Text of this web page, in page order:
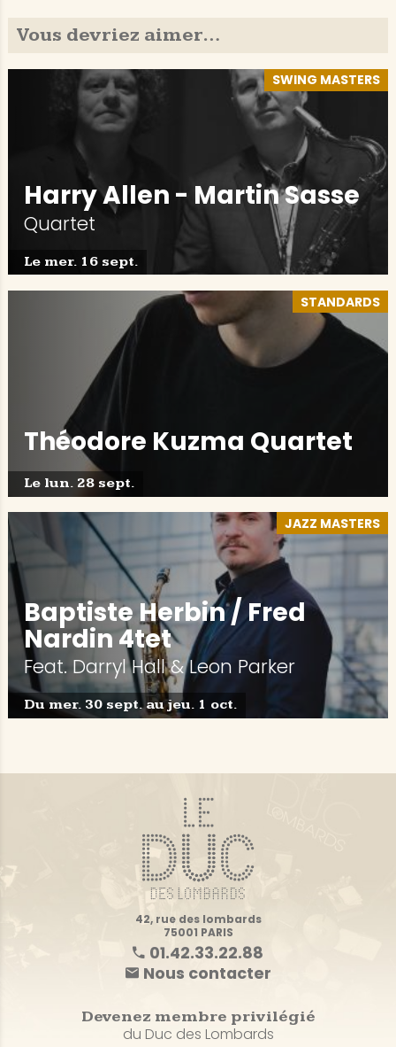
Vous devriez aimer…
SWING MASTERS
Harry Allen - Martin Sasse
Quartet
Le mer. 16 sept.
STANDARDS
Théodore Kuzma Quartet
Le lun. 28 sept.
JAZZ MASTERS
Baptiste Herbin / Fred
Nardin 4tet
Feat. Darryl Hall & Leon Parker
Du mer. 30 sept. au jeu. 1 oct.
42, rue des lombards
75001 PARIS
01.42.33.22.88
Nous contacter
Devenez membre privilégié
du Duc des Lombards